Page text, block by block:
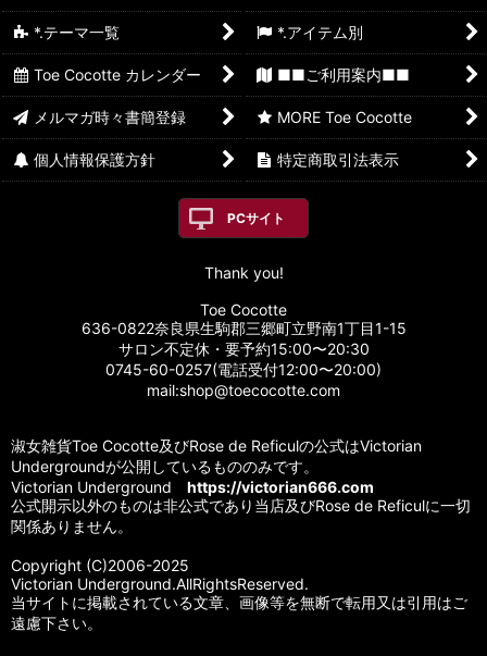
*.テーマ一覧 *.アイテム別
Toe Cocotte カレンダー ■■ご利用案内■■
メルマガ時々書簡登録 MORE Toe Cocotte
個人情報保護方針 特定商取引法表示
PCサイト
Thank you!
Toe Cocotte
636-0822奈良県生駒郡三郷町立野南1丁目1-15
サロン不定休・要予約15:00〜20:30
0745-60-0257(電話受付12:00〜20:00)
mail:shop@toecocotte.com
淑女雑貨Toe Cocotte及びRose de Reficulの公式はVictorian
Undergroundが公開しているもののみです。
Victorian Underground https://victorian666.com
公式開示以外のものは非公式であり当店及びRose de Reficulに一切
関係ありません。
Copyright (C)2006-2025
Victorian Underground.AllRightsReserved.
当サイトに掲載されている文章、画像等を無断で転用又は引用はご
遠慮下さい。